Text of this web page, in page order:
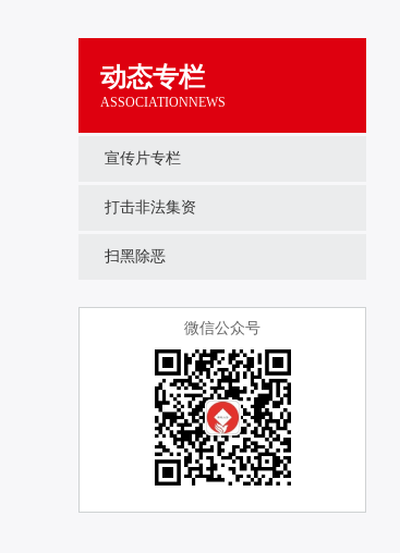
动态专栏
ASSOCIATIONNEWS
宣传片专栏
打击非法集资
扫黑除恶
微信公众号